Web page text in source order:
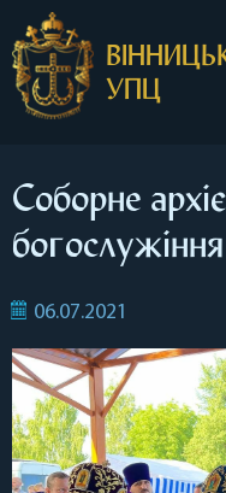
УПЦ
Соборне
06.07.2021